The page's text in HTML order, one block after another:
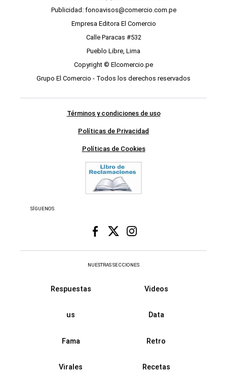
Publicidad: fonoavisos@comercio.com.pe
Empresa Editora El Comercio
Calle Paracas #532
Pueblo Libre, Lima
Copyright © Elcomercio.pe
Grupo El Comercio - Todos los derechos reservados
Términos y condiciones de uso
Políticas de Privacidad
Políticas de Cookies
SÍGUENOS
NUESTRAS SECCIONES
Respuestas Videos
us Data
Fama Retro
Virales Recetas